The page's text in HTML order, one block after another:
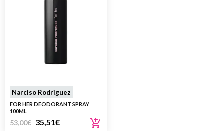
Narciso Rodriguez
FOR HER DEODORANT SPRAY
100ML
53,00€ 35,51€